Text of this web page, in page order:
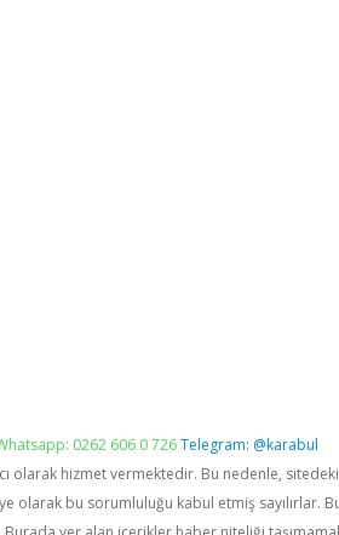
0262 606 0 726Telegram: @karabul
olarak hizmet vermektedir. Bu nedenle,
olarak bu sorumluluğu kabul etmiş sayılırlar.